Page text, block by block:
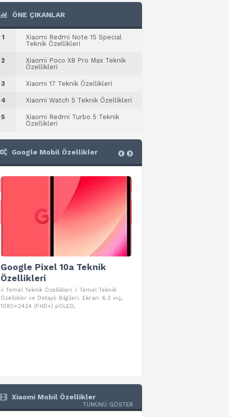
ÖNE ÇIKANLAR
1
Xiaomi Redmi Note 15 Special
Teknik Özellikleri
2
Xiaomi Poco X8 Pro Max Teknik
Özellikleri
3 Xiaomi 17 Teknik Özellikleri
4 Xiaomi Watch 5 Teknik Özellikleri
5
Xiaomi Redmi Turbo 5 Teknik
Özellikleri
Google Mobil Özellikler
Google Pixel 10a Teknik
Özellikleri
√ Temel Teknik Özellikleri √ Temel Teknik
Özellikler ve Detaylı Bilgileri. Ekran: 6.3 inç,
1080×2424 (FHD+) pOLED,
Xiaomi Mobil Özellikler
TÜMÜNÜ GÖSTER